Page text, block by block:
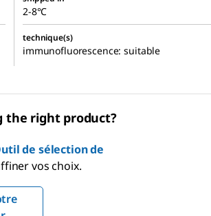
2-8°C
technique(s)
immunofluorescence: suitable
the right product?
de sélection de
vos choix.